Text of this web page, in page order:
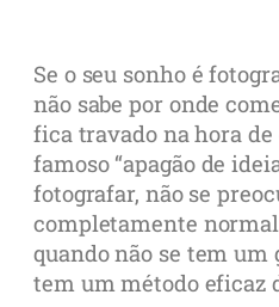
Se o seu sonho é
não sabe por onde
fica travado na hora
famoso “apagão de
fotografar, não se
completamente
quando não se tem um
tem um método eficaz